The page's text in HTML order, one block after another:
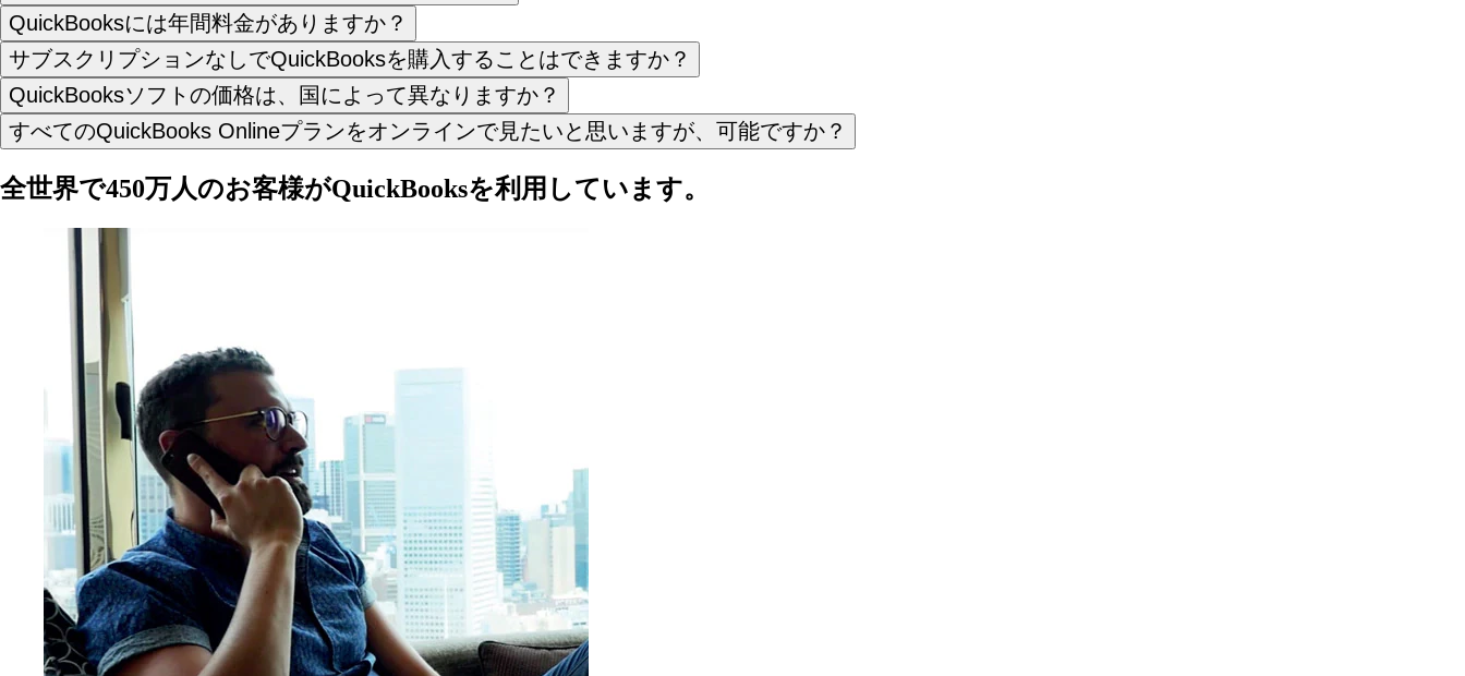
QuickBooksには年間料金がありますか？
サブスクリプションなしでQuickBooksを購入することはできますか？
QuickBooksソフトの価格は、国によって異なりますか？
すべてのQuickBooks Onlineプランをオンラインで見たいと思いますが、可能ですか？
全世界で450万人のお客様がQuickBooksを利用しています。